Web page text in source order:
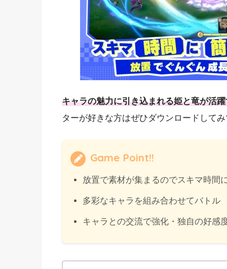
キャラの魅力に引き込まれる姫と竜が活
ターが好きな方はぜひダウンロードしてみ
Game Point!!
放置で素材が集まるのでスキマ時間
多彩なキャラを組み合わせてバトル
キャラとの交流で強化・独自の好感